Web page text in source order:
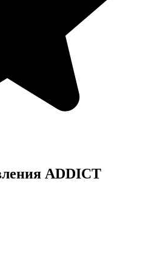
ADDICT